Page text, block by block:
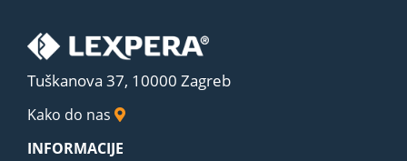
Tuškanova 37, 10000 Zagreb
Kako do nas
INFORMACIJE